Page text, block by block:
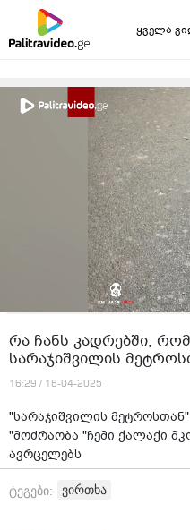
ყველა
რა ჩანს კადრებში,
სარაჯიშვილის
16:29 / 18-04-2025
"სარაჯიშვილის
"მოძრაობა "ჩემი ქალაქი
ავრცელებს
ტეგები: ვირთხა